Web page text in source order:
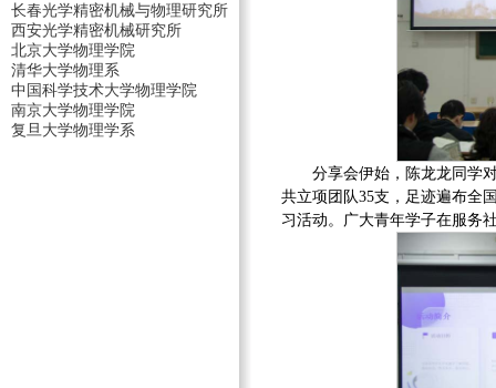
分享会伊始，陈龙龙同学
共立项团队35支，足迹遍布全
习活动。广大青年学子在服务
长春光学精密机械与物理研究所
西安光学精密机械研究所
北京大学物理学院
清华大学物理系
中国科学技术大学物理学院
南京大学物理学院
复旦大学物理学系